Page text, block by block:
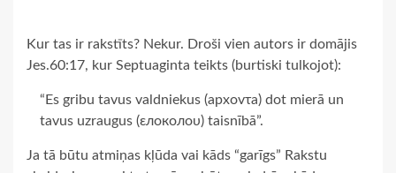
Kur tas ir rakstīts? Nekur. Droši vien autors ir domājis
Jes.60:17, kur Septuaginta teikts (burtiski tulkojot):
“Es gribu tavus valdniekus (apxovτa) dot mierā un
tavus uzraugus (εлоколоυ) taisnībā”.
Ja tā būtu atmiņas kļūda vai kāds “garīgs” Rakstu